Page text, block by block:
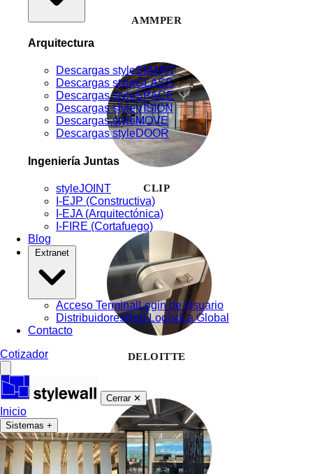
Arquitectura
Descargas styleSMART
Descargas styleGLASS
Descargas styleSPACE
Descargas styleVISION
Descargas styleMOVE
Descargas styleDOOR
Ingeniería Juntas
styleJOINT
I-EJP (Constructiva)
I-EJA (Arquitectónica)
I-FIRE (Cortafuego)
Blog
Acceso TerminalLogin de Usuario
DistribuidoresRed Logística Global
Contacto
Cotizador
Cerrar ✕
Inicio
Sistemas +
AMMPER
CLIP
DELOITTE